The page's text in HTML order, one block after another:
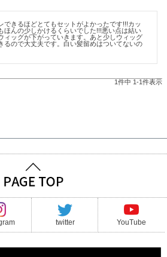
できるほどとてもセットがよかったです!!!カッ
ほんの少しかけるくらいでした!!!悪い点は結い
ィッグが下がっていきます。あと少しウィッグ
るので大丈夫です。白い髪留めはついてないの
1 件中 1 -1 件表示
twitter YouTube